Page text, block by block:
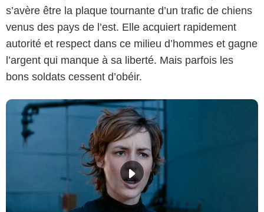
s’avère être la plaque tournante d’un trafic de chiens
venus des pays de l’est. Elle acquiert rapidement
autorité et respect dans ce milieu d’hommes et gagne
l’argent qui manque à sa liberté. Mais parfois les
bons soldats cessent d’obéir.